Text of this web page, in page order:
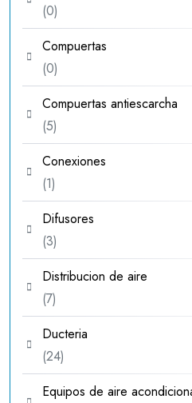
00
productos
Compuertas
00
productos
Compuertas antiescarcha
55
productos
Conexiones
11
producto
Difusores
33
productos
Distribucion de aire
77
productos
Ducteria
2424
productos
Equipos de aire